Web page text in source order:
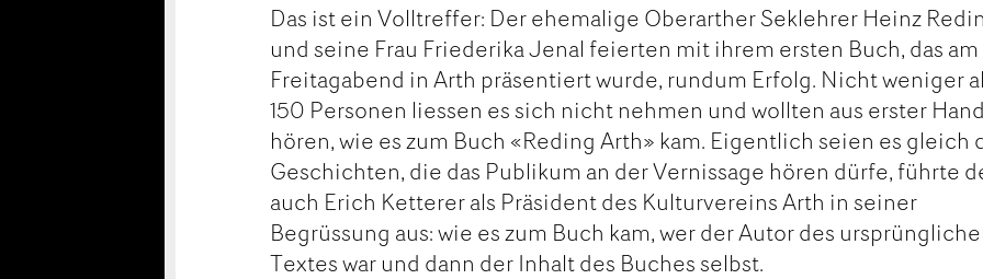
Das ist ein Volltreffer: Der ehemalige Oberarther Seklehrer Heinz
und seine Frau Friederika Jenal feierten mit ihrem ersten Buch, das am
Freitagabend in Arth präsentiert wurde, rundum Erfolg. Nicht weniger
150 Personen liessen es sich nicht nehmen und wollten aus erster Hand
hören, wie es zum Buch «Reding Arth» kam. Eigentlich seien es gleich
Geschichten, die das Publikum an der Vernissage hören dürfe, führte
auch Erich Ketterer als Präsident des Kulturvereins Arth in seiner
Begrüssung aus: wie es zum Buch kam, wer der Autor des
Textes war und dann der Inhalt des Buches selbst.